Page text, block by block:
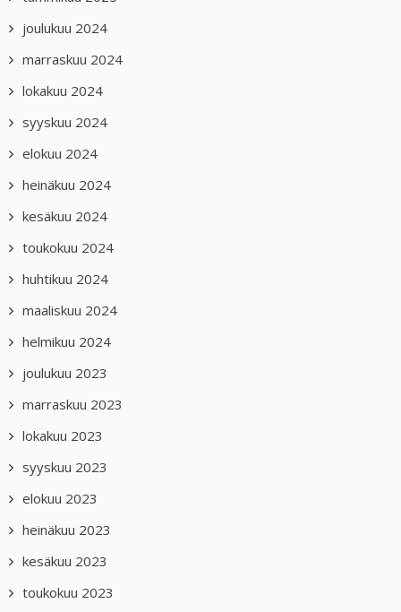
joulukuu 2024
marraskuu 2024
lokakuu 2024
syyskuu 2024
elokuu 2024
heinäkuu 2024
kesäkuu 2024
toukokuu 2024
huhtikuu 2024
maaliskuu 2024
helmikuu 2024
joulukuu 2023
marraskuu 2023
lokakuu 2023
syyskuu 2023
elokuu 2023
heinäkuu 2023
kesäkuu 2023
toukokuu 2023